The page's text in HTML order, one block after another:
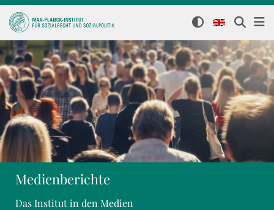
Medienberichte
Das Institut in den Medien